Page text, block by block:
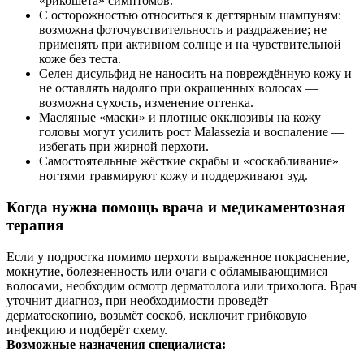
С осторожностью относиться к дегтярным шампуням:
возможна фоточувствительность и раздражение; не
применять при активном солнце и на чувствительной
коже без теста.
Селен дисульфид не наносить на повреждённую кожу и
не оставлять надолго при окрашенных волосах —
возможна сухость, изменение оттенка.
Масляные «маски» и плотные окклюзивы на кожу
головы могут усилить рост Malassezia и воспаление —
избегать при жирной перхоти.
Самостоятельные жёсткие скрабы и «соскабливание»
ногтями травмируют кожу и поддерживают зуд.
Когда нужна помощь врача и медикаментозная
терапия
Если у подростка помимо перхоти выраженное покраснение,
мокнутие, болезненность или очаги с обламывающимися
волосами, необходим осмотр дерматолога или трихолога. Врач
уточнит диагноз, при необходимости проведёт
дерматоскопию, возьмёт соскоб, исключит грибковую
инфекцию и подберёт схему.
Возможные назначения специалиста: